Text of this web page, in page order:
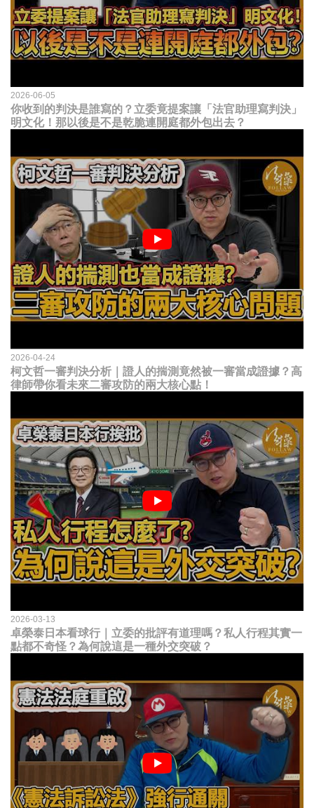
2026-06-05
你收到的判決是誰寫的？立委竟提案讓「法官助理寫判決」
明文化！那以後是不是乾脆連開庭都外包出去？
2026-04-24
柯文哲一審判決分析｜證人的揣測竟然被一審當成證據？高
律師帶你看未來二審攻防的兩大核心點！
2026-03-13
卓榮泰日本看球行｜立委的批評有道理嗎？私人行程其實一
點都不奇怪？為何說這是一種外交突破？